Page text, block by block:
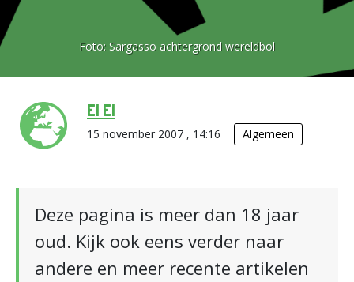
Foto: Sargasso achtergrond wereldbol
El El
15 november 2007 , 14:16 Algemeen
Deze pagina is meer dan 18 jaar
oud. Kijk ook eens verder naar
andere en meer recente artikelen